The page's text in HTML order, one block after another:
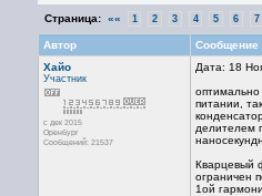
Страница: «« 1 2 3 4 5 6 7
Автор
Сообщение
Хайо
Участник
с дек 2015
Оренбург
Сообщений: 21537
Дата: 18
питании,
делителем
Кварцевый
ограничен
1ой